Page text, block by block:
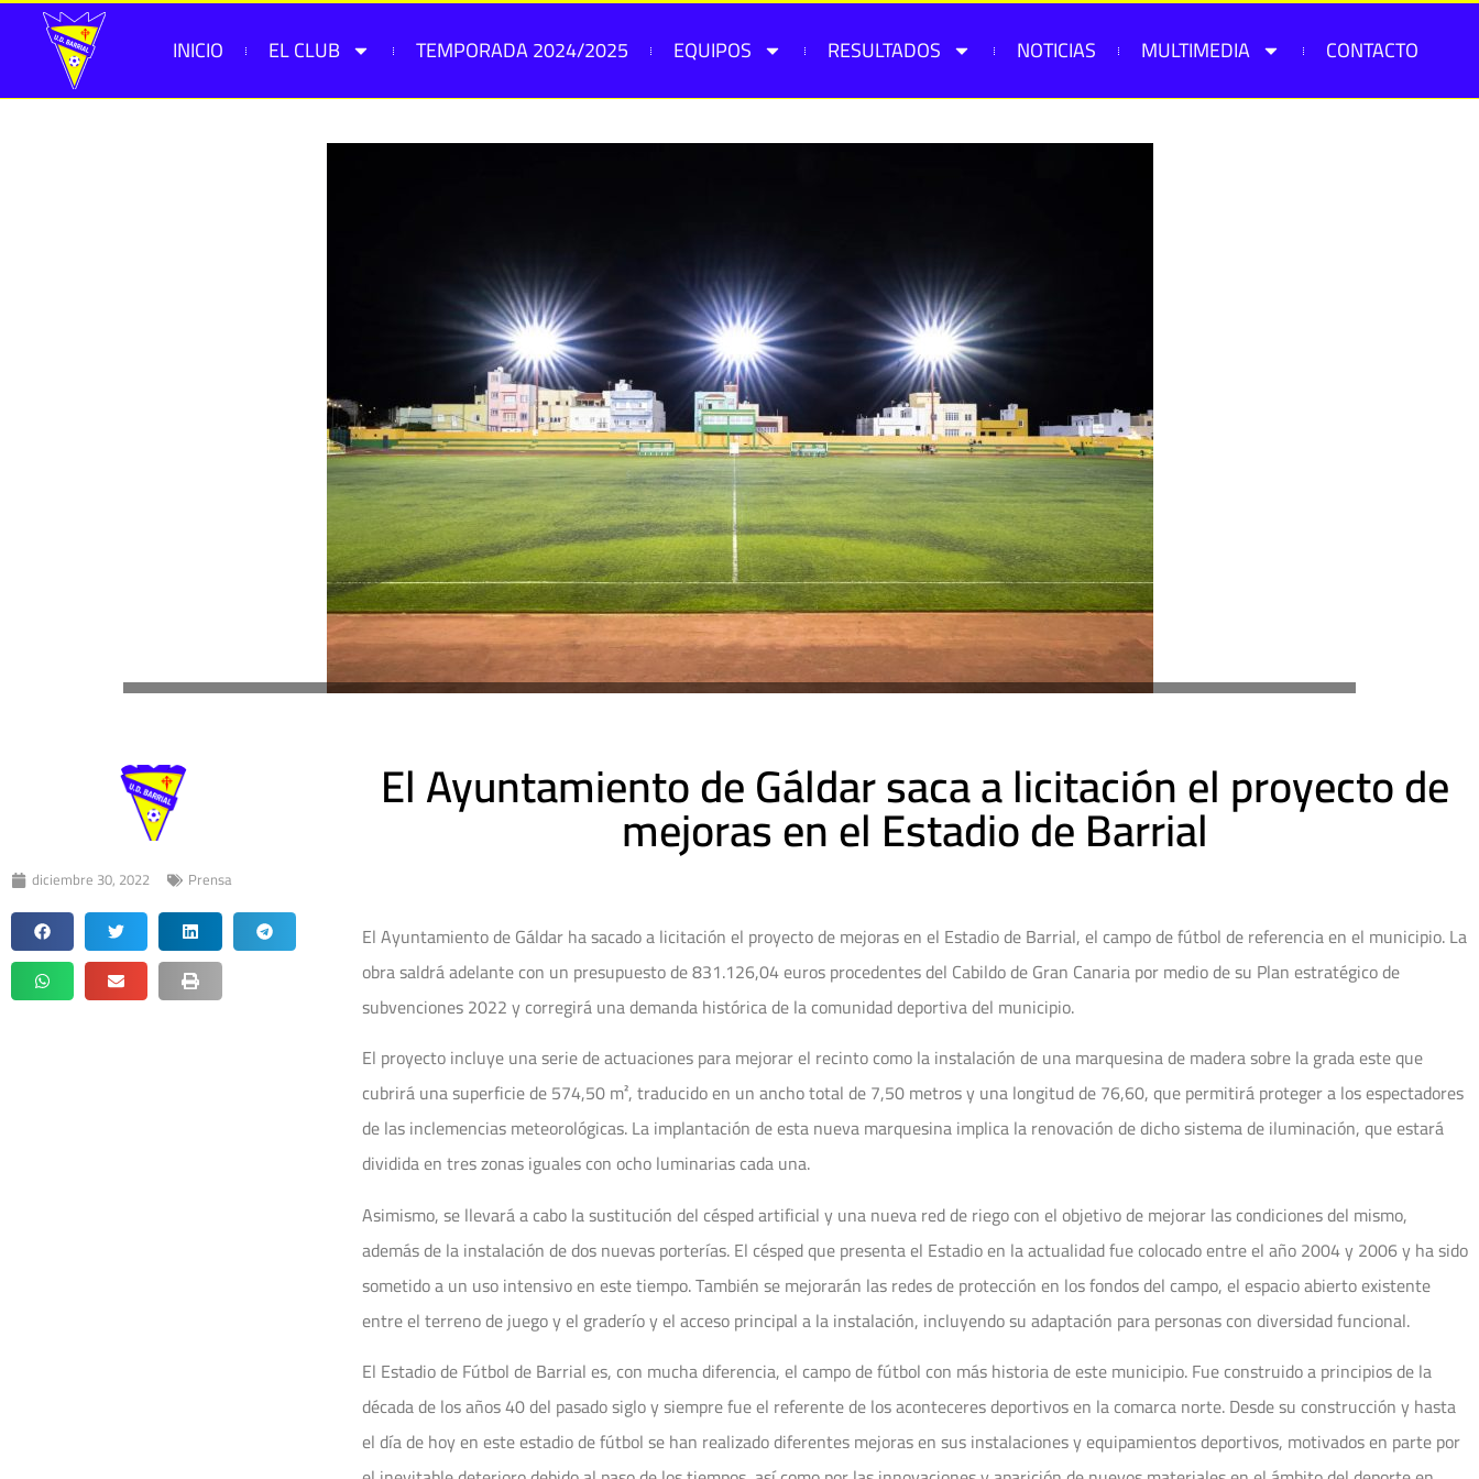
INICIO EL CLUB TEMPORADA 2024/2025 EQUIPOS RESULTADOS NOTICIAS MULTIMEDIA CONTACTO
diciembre 30, 2022 Prensa
El Ayuntamiento de Gáldar saca a licitación el proyecto de
mejoras en el Estadio de Barrial
El Ayuntamiento de Gáldar ha sacado a licitación el proyecto de mejoras en el Estadio de Barrial, el campo de fútbol de referencia en el municipio. La
obra saldrá adelante con un presupuesto de 831.126,04 euros procedentes del Cabildo de Gran Canaria por medio de su Plan estratégico de
subvenciones 2022 y corregirá una demanda histórica de la comunidad deportiva del municipio.
El proyecto incluye una serie de actuaciones para mejorar el recinto como la instalación de una marquesina de madera sobre la grada este que
cubrirá una superficie de 574,50 m², traducido en un ancho total de 7,50 metros y una longitud de 76,60, que permitirá proteger a los espectadores
de las inclemencias meteorológicas. La implantación de esta nueva marquesina implica la renovación de dicho sistema de iluminación, que estará
dividida en tres zonas iguales con ocho luminarias cada una.
Asimismo, se llevará a cabo la sustitución del césped artificial y una nueva red de riego con el objetivo de mejorar las condiciones del mismo,
además de la instalación de dos nuevas porterías. El césped que presenta el Estadio en la actualidad fue colocado entre el año 2004 y 2006 y ha sido
sometido a un uso intensivo en este tiempo. También se mejorarán las redes de protección en los fondos del campo, el espacio abierto existente
entre el terreno de juego y el graderío y el acceso principal a la instalación, incluyendo su adaptación para personas con diversidad funcional.
El Estadio de Fútbol de Barrial es, con mucha diferencia, el campo de fútbol con más historia de este municipio. Fue construido a principios de la
década de los años 40 del pasado siglo y siempre fue el referente de los aconteceres deportivos en la comarca norte. Desde su construcción y hasta
el día de hoy en este estadio de fútbol se han realizado diferentes mejoras en sus instalaciones y equipamientos deportivos, motivados en parte por